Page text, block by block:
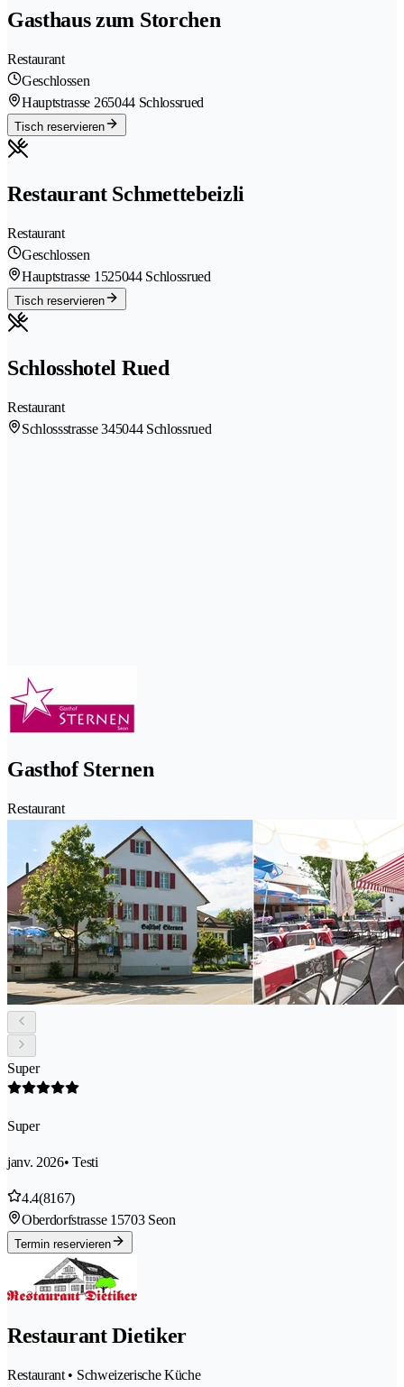
Gasthaus zum Storchen
Restaurant
Geschlossen
Hauptstrasse 265044 Schlossrued
Tisch reservieren
Restaurant Schmettebeizli
Restaurant
Geschlossen
Hauptstrasse 1525044 Schlossrued
Tisch reservieren
Schlosshotel Rued
Restaurant
Schlossstrasse 345044 Schlossrued
Gasthof Sternen
Restaurant
Super
Super
janv. 2026• Testi
4.4(8167)
Oberdorfstrasse 1 5703 Seon
Termin reservieren
Restaurant Dietiker
Restaurant • Schweizerische Küche